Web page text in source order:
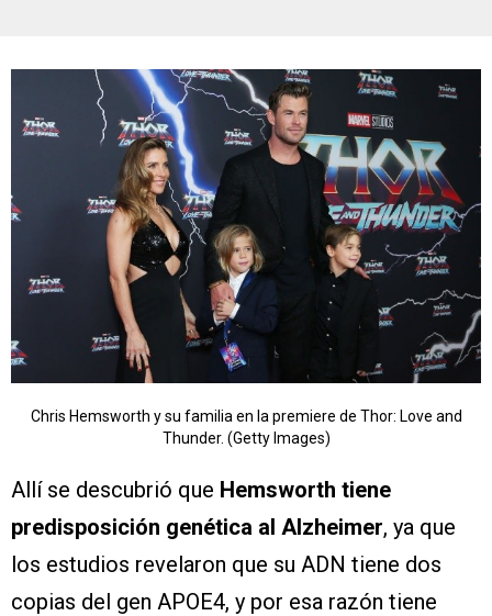
Chris Hemsworth y su familia en la premiere de Thor: Love and
Thunder. (Getty Images)
Allí se descubrió que Hemsworth tiene
predisposición genética al Alzheimer, ya que
los estudios revelaron que su ADN tiene dos
copias del gen APOE4, y por esa razón tiene